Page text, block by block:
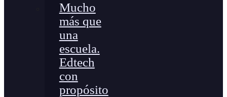
Mucho
más que
una
escuela.
Edtech
con
propósito